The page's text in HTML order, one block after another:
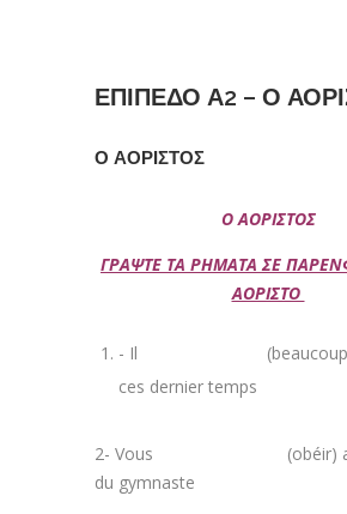
ΕΠΙΠΕΔΟ Α2 – Ο
Ο ΑΟΡΙΣΤΟΣ
Ο ΑΟΡΙΣΤΟΣ
ΓΡΑΨΤΕ ΤΑ ΡΗΜΑΤΑ ΣΕ
ΑΟΡΙΣΤΟ
- Il (beaucoup
ces dernier temps
2- Vous (obéir) aux
du gymnaste